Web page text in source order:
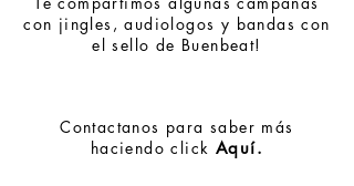
con jingles, audiologos y bandas con
el sello de Buenbeat!
Contactanos para saber más
haciendo click Aquí.